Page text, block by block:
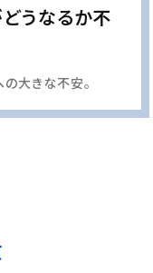
うなるか不
大きな不安。